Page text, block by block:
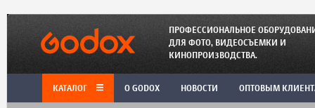
ПРОФЕССИОНАЛЬНОЕ
ДЛЯ ФОТО, ВИДЕОСЪЕМКИ И
КИНОПРОИЗВОДСТВА.
КАТАЛОГ O GODOX НОВОСТИ ОПТОВЫМ